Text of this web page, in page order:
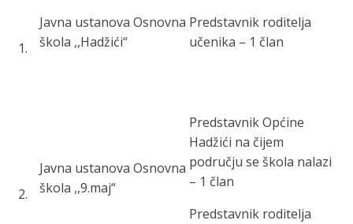
1.
Javna ustanova Osnovna
škola ,,Hadžići“
Predstavnik roditelja
učenika – 1 član
2.
Javna ustanova Osnovna
škola ,,9.maj“
Predstavnik Općine
Hadžići na čijem
području se škola nalazi
– 1 član
Predstavnik roditelja